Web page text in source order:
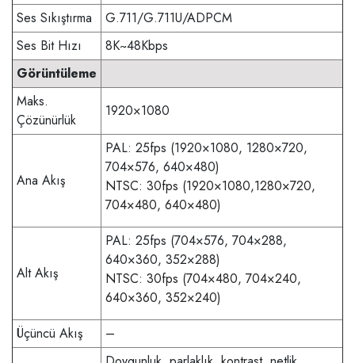
Ses Sıkıştırma
G.711/G.711U/ADPCM
Ses Bit Hızı
8K~48Kbps
Görüntüleme
Maks.
Çözünürlük
1920×1080
Ana Akış
PAL: 25fps (1920×1080, 1280×720,
704×576, 640×480)
NTSC: 30fps (1920×1080,1280×720,
704×480, 640×480)
Alt Akış
PAL: 25fps (704×576, 704×288,
640×360, 352×288)
NTSC: 30fps (704×480, 704×240,
640×360, 352×240)
Üçüncü Akış
–